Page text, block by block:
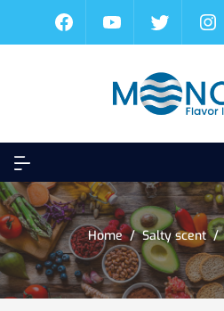
Home / Salty scent /